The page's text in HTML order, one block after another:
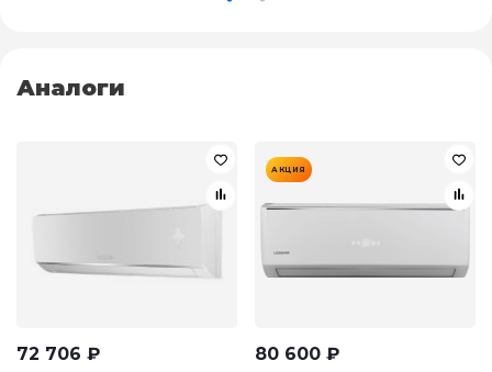
Аналоги
72 706 ₽
АКЦИЯ
80 600 ₽